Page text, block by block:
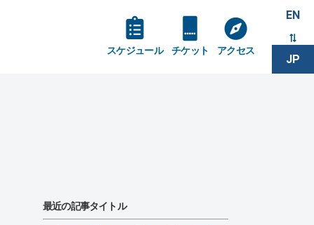
EN
JP
スケジュール チケット アクセス
最近の記事タイトル